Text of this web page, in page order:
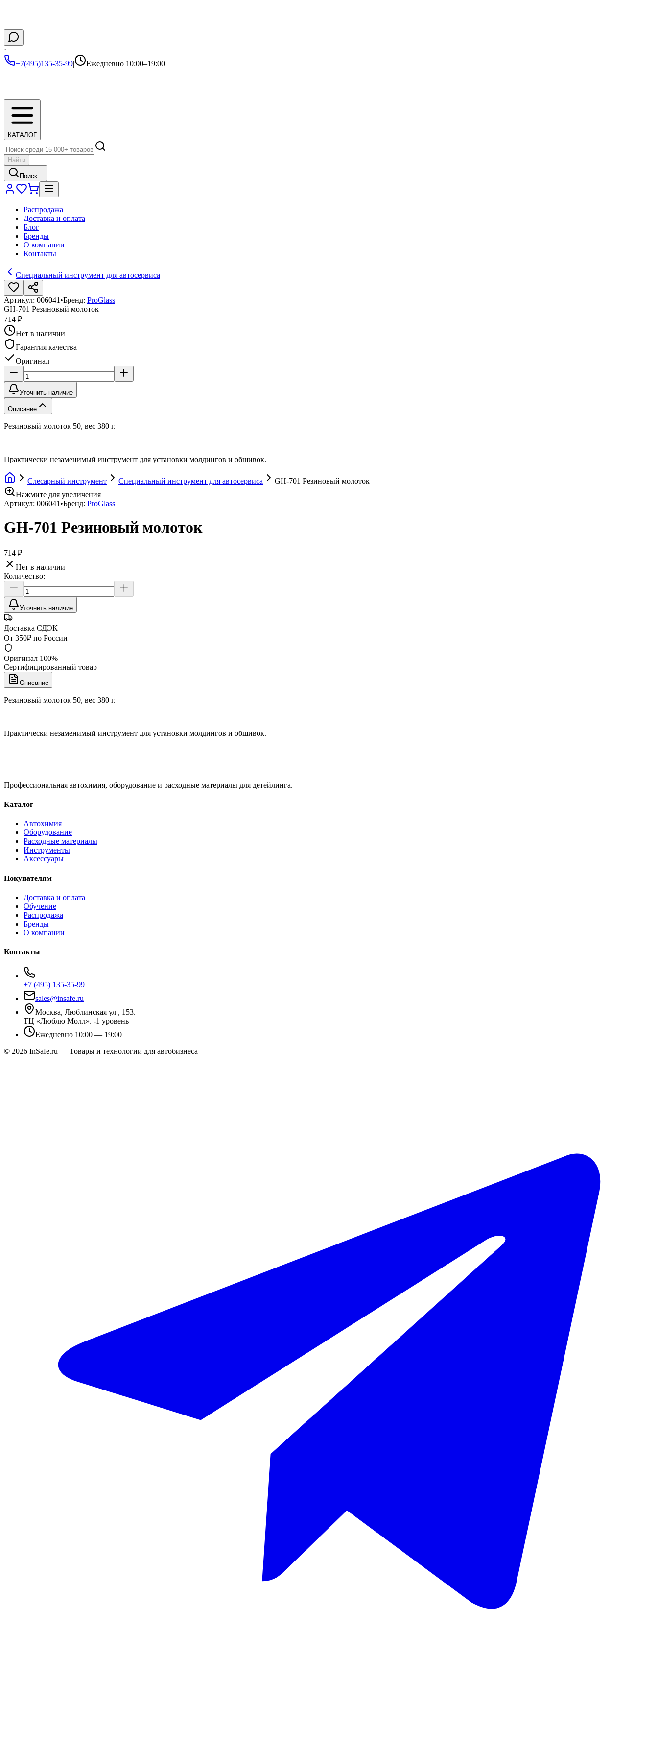
·
+7(495)135-35-99| Ежедневно 10:00–19:00
КАТАЛОГ
Найти
Поиск...
Распродажа
Доставка и оплата
Блог
Бренды
О компании
Контакты
Специальный инструмент для автосервиса
Артикул: 006041 •Бренд: ProGlass
GH-701 Резиновый молоток
714 ₽
Нет в наличии
Гарантия качества
Оригинал
Уточнить наличие
Описание
Резиновый молоток 50, вес 380 г.
Практически незаменимый инструмент для установки молдингов и обшивок.
Слесарный инструмент Специальный инструмент для автосервиса
GH-701 Резиновый молоток
Нажмите для увеличения
Артикул: 006041 •Бренд: ProGlass
GH-701 Резиновый молоток
714 ₽
Нет в наличии
Количество:
Уточнить наличие
Доставка СДЭК
От 350₽ по России
Оригинал 100%
Сертифицированный товар
Описание
Резиновый молоток 50, вес 380 г.
Практически незаменимый инструмент для установки молдингов и обшивок.
Профессиональная автохимия, оборудование и расходные материалы для детейлинга.
Каталог
Автохимия
Оборудование
Расходные материалы
Инструменты
Аксессуары
Покупателям
Доставка и оплата
Обучение
Распродажа
Бренды
О компании
Контакты
+7 (495) 135-35-99
sales@insafe.ru
Москва, Люблинская ул., 153.
ТЦ «Люблю Молл», -1 уровень
Ежедневно 10:00 — 19:00
© 2026 InSafe.ru — Товары и технологии для автобизнеса